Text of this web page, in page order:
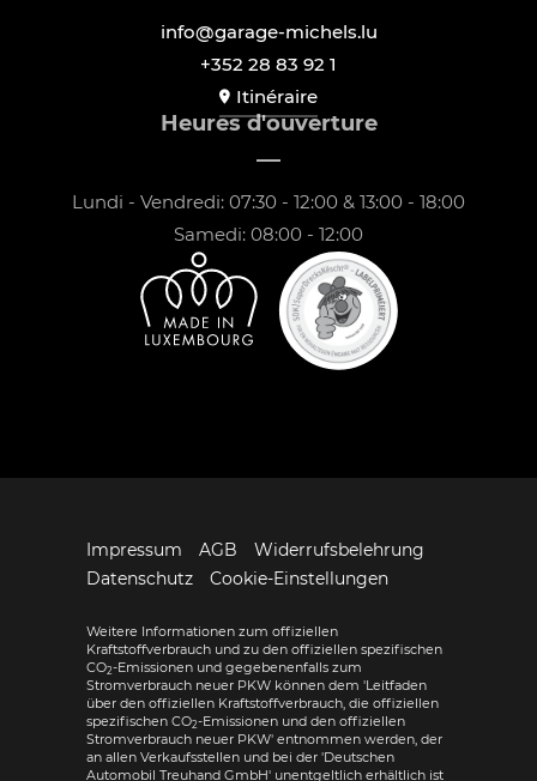
info@garage-michels.lu
+352 28 83 92 1
Itinéraire
Heures d'ouverture
Lundi - Vendredi: 07:30 - 12:00 & 13:00 - 18:00
Samedi: 08:00 - 12:00
Impressum AGB
Widerrufsbelehrung
Datenschutz
Cookie-Einstellungen
Weitere Informationen zum offiziellen
Kraftstoffverbrauch und zu den offiziellen spezifischen
CO2-Emissionen und gegebenenfalls zum
Stromverbrauch neuer PKW können dem 'Leitfaden
über den offiziellen Kraftstoffverbrauch, die offiziellen
spezifischen CO2-Emissionen und den offiziellen
Stromverbrauch neuer PKW' entnommen werden, der
an allen Verkaufsstellen und bei der 'Deutschen
Automobil Treuhand GmbH' unentgeltlich erhältlich ist